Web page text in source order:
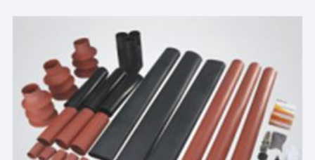
لهذا
المنتج.
يمكن
اختيار
الخيارات
على
صفحة